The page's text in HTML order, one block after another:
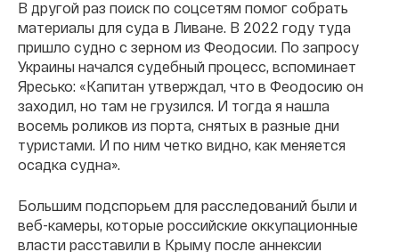
В другой раз поиск по соцсетям помог собрать
материалы для суда в Ливане. В 2022 году туда
пришло судно с зерном из Феодосии. По запросу
Украины начался судебный процесс, вспоминает
Яресько: «Капитан утверждал, что в Феодосию он
заходил, но там не грузился. И тогда я нашла
восемь роликов из порта, снятых в разные дни
туристами. И по ним четко видно, как меняется
осадка судна».
Большим подспорьем для расследований были и
веб-камеры, которые российские оккупационные
власти расставили в Крыму после аннексии